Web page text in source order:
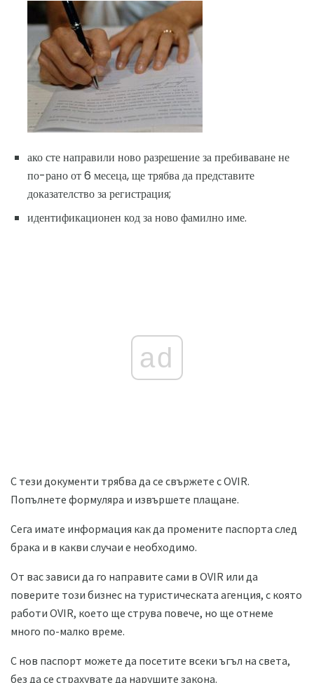
ако сте направили ново разрешение за пребиваване не
по-рано от 6 месеца, ще трябва да представите
доказателство за регистрация;
идентификационен код за ново фамилно име.
ad
С тези документи трябва да се свържете с OVIR.
Попълнете формуляра и извършете плащане.
Сега имате информация как да промените паспорта след
брака и в какви случаи е необходимо.
От вас зависи да го направите сами в OVIR или да
поверите този бизнес на туристическата агенция, с която
работи OVIR, което ще струва повече, но ще отнеме
много по-малко време.
С нов паспорт можете да посетите всеки ъгъл на света,
без да се страхувате да нарушите закона.